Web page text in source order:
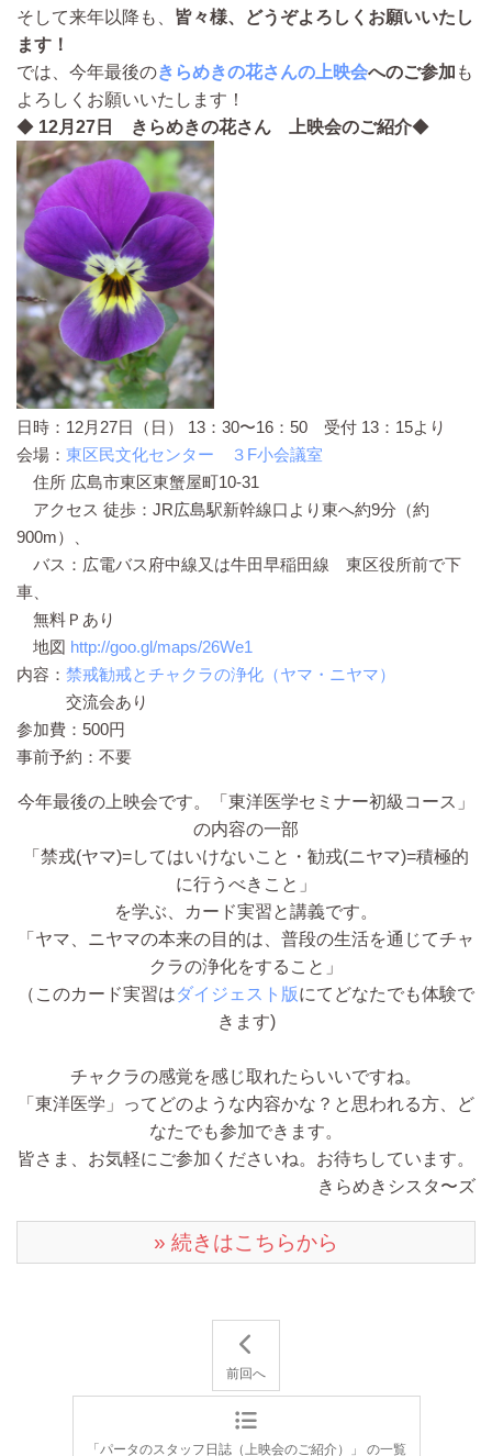
そして来年以降も、 皆々様、どうぞよろしくお願いいたし
ます！
では、今年最後のきらめきの花さんの上映会へのご参加 も
よろしくお願いいたします！
◆ 12月27日 きらめきの花さん 上映会のご紹介◆
日時：12月27日（日） 13：30〜16：50 受付 13：15より
会場： 東区民文化センター ３F小会議室
住所 広島市東区東蟹屋町10-31
アクセス 徒歩：JR広島駅新幹線口より東へ約9分（約
900m）、
バス：広電バス府中線又は牛田早稲田線 東区役所前で下
車、
無料Ｐあり
地図 http://goo.gl/maps/26We1
内容： 禁戒勧戒とチャクラの浄化（ヤマ・ニヤマ）
交流会あり
参加費：500円
事前予約：不要
今年最後の上映会です。「東洋医学セミナー初級コース」
の内容の一部
「禁戎(ヤマ)=してはいけないこと・勧戎(ニヤマ)=積極的
に行うべきこと」
を学ぶ、カード実習と講義です。
「ヤマ、ニヤマの本来の目的は、普段の生活を通じてチャ
クラの浄化をすること」
（このカード実習はダイジェスト版にてどなたでも体験で
きます)
チャクラの感覚を感じ取れたらいいですね。
「東洋医学」ってどのような内容かな？と思われる方、ど
なたでも参加できます。
皆さま、お気軽にご参加くださいね。お待ちしています。
きらめきシスタ〜ズ
» 続きはこちらから
前回へ
「パータのスタッフ日誌（上映会のご紹介）」 の一覧